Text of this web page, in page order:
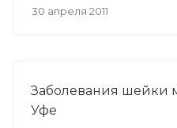
30 апреля 2011
Заболевания шейки
Уфе